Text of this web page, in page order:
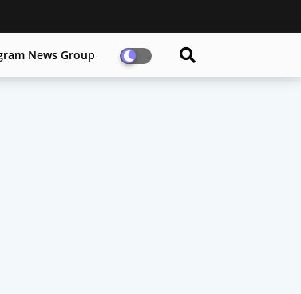
News Group